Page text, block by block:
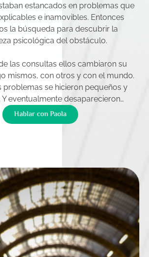
estancados en problemas que
e inamovibles. Entonces
la búsqueda para descubrir la
psicológica del obstáculo.
las consultas ellos cambiaron su
mismos, con otros y con el mundo.
problemas se hicieron pequeños y
Y eventualmente desaparecieron…
Hablar con Paola